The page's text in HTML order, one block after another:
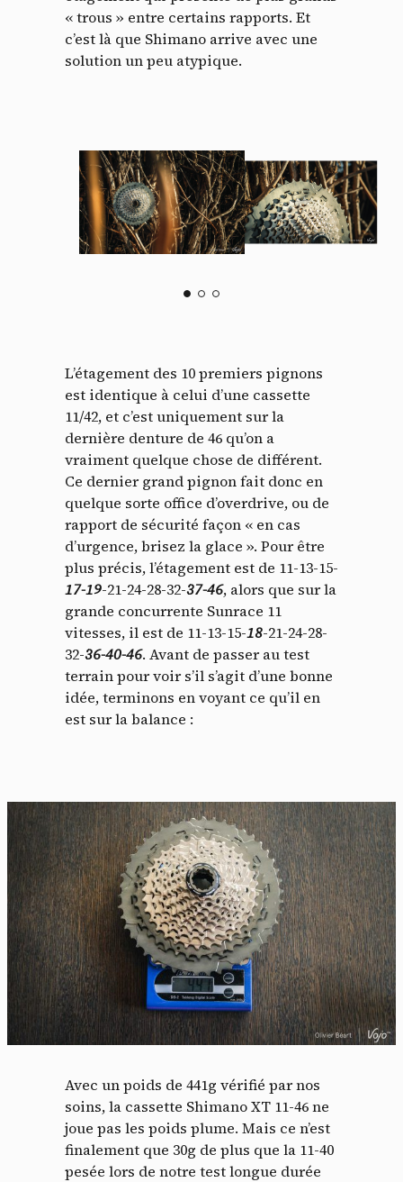
« trous » entre certains rapports. Et
c’est là que Shimano arrive avec une
solution un peu atypique.
L’étagement des 10 premiers pignons
est identique à celui d’une cassette
11/42, et c’est uniquement sur la
dernière denture de 46 qu’on a
vraiment quelque chose de différent.
Ce dernier grand pignon fait donc en
quelque sorte office d’overdrive, ou de
rapport de sécurité façon « en cas
d’urgence, brisez la glace ». Pour être
plus précis, l’étagement est de 11-13-15-
17-19-21-24-28-32-37-46, alors que sur la
grande concurrente Sunrace 11
vitesses, il est de 11-13-15-18-21-24-28-
32-36-40-46. Avant de passer au test
terrain pour voir s’il s’agit d’une bonne
idée, terminons en voyant ce qu’il en
est sur la balance :
Avec un poids de 441g vérifié par nos
soins, la cassette Shimano XT 11-46 ne
joue pas les poids plume. Mais ce n’est
finalement que 30g de plus que la 11-40
pesée lors de notre test longue durée